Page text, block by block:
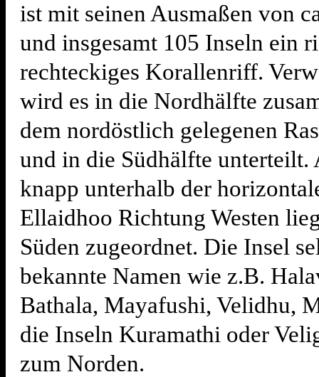
ist mit seinen Ausmaßen von
und insgesamt 105 Inseln ein
rechteckiges Korallenriff.
wird es in die Nordhälfte
dem nordöstlich gelegenen
und in die Südhälfte unterteilt.
knapp unterhalb der
Ellaidhoo Richtung Westen
Süden zugeordnet. Die Insel
bekannte Namen wie z.B.
Bathala, Mayafushi, Velidhu,
die Inseln Kuramathi oder
zum Norden.